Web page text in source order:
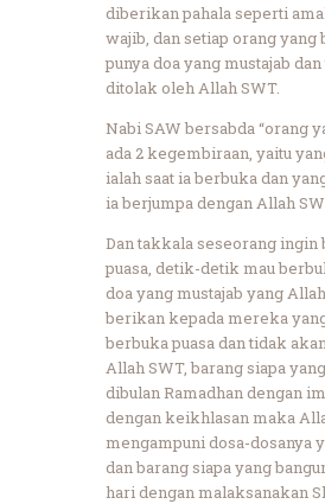
diberikan pahala seperti
wajib, dan setiap orang yang
punya doa yang mustajab
ditolak oleh Allah SWT.
Nabi SAW bersabda “orang
ada 2 kegembiraan, yaitu
ialah saat ia berbuka dan
ia berjumpa dengan Allah
Dan takkala seseorang ingin
puasa, detik-detik mau
doa yang mustajab yang
berikan kepada mereka
berbuka puasa dan tidak
Allah SWT, barang siapa
dibulan Ramadhan dengan
dengan keikhlasan maka
mengampuni dosa-dosanya
dan barang siapa yang
hari dengan malaksanakan